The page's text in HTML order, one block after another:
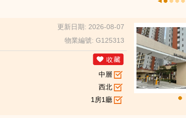
更新日期: 2026-08-07
物業編號: G125313
中層
西北
1房1廳